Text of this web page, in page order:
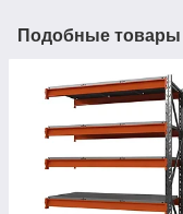
Подобные товары